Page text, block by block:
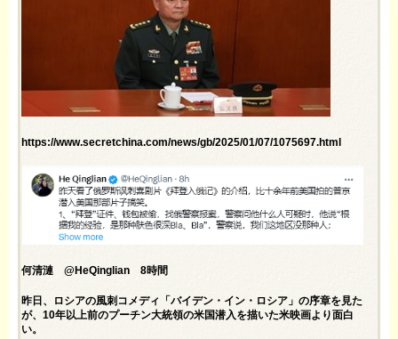
https://www.secretchina.com/news/gb/2025/01/07/1075697.html
何清漣 @HeQinglian 8時間
昨日、ロシアの風刺コメディ「バイデン・イン・ロシア」の序章を見た
が、10年以上前のプーチン大統領の米国潜入を描いた米映画より面白
い。